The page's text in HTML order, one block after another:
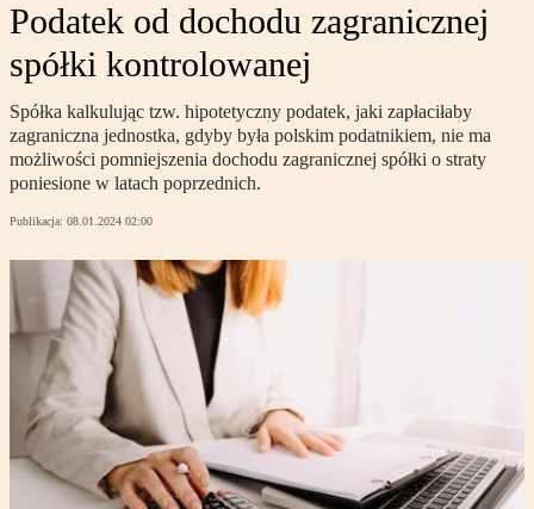
Podatek od dochodu zagranicznej
spółki kontrolowanej
Spółka kalkulując tzw. hipotetyczny podatek, jaki zapłaciłaby
zagraniczna jednostka, gdyby była polskim podatnikiem, nie ma
możliwości pomniejszenia dochodu zagranicznej spółki o straty
poniesione w latach poprzednich.
Publikacja: 08.01.2024 02:00